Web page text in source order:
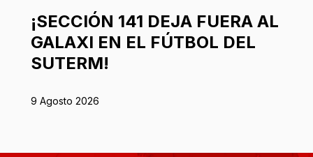
¡SECCIÓN 141 DEJA FUERA AL
GALAXI EN EL FÚTBOL DEL
SUTERM!
9 Agosto 2026